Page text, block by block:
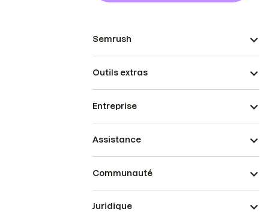
Semrush
Outils extras
Entreprise
Assistance
Communauté
Juridique